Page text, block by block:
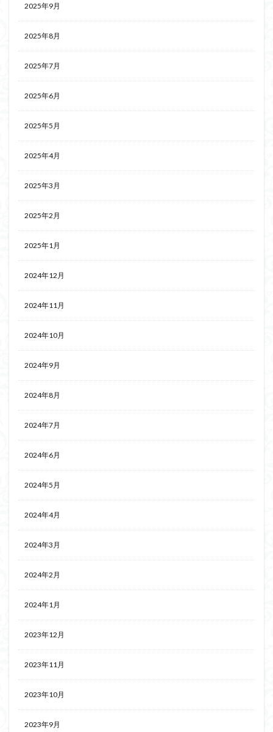
2025年9月
2025年8月
2025年7月
2025年6月
2025年5月
2025年4月
2025年3月
2025年2月
2025年1月
2024年12月
2024年11月
2024年10月
2024年9月
2024年8月
2024年7月
2024年6月
2024年5月
2024年4月
2024年3月
2024年2月
2024年1月
2023年12月
2023年11月
2023年10月
2023年9月